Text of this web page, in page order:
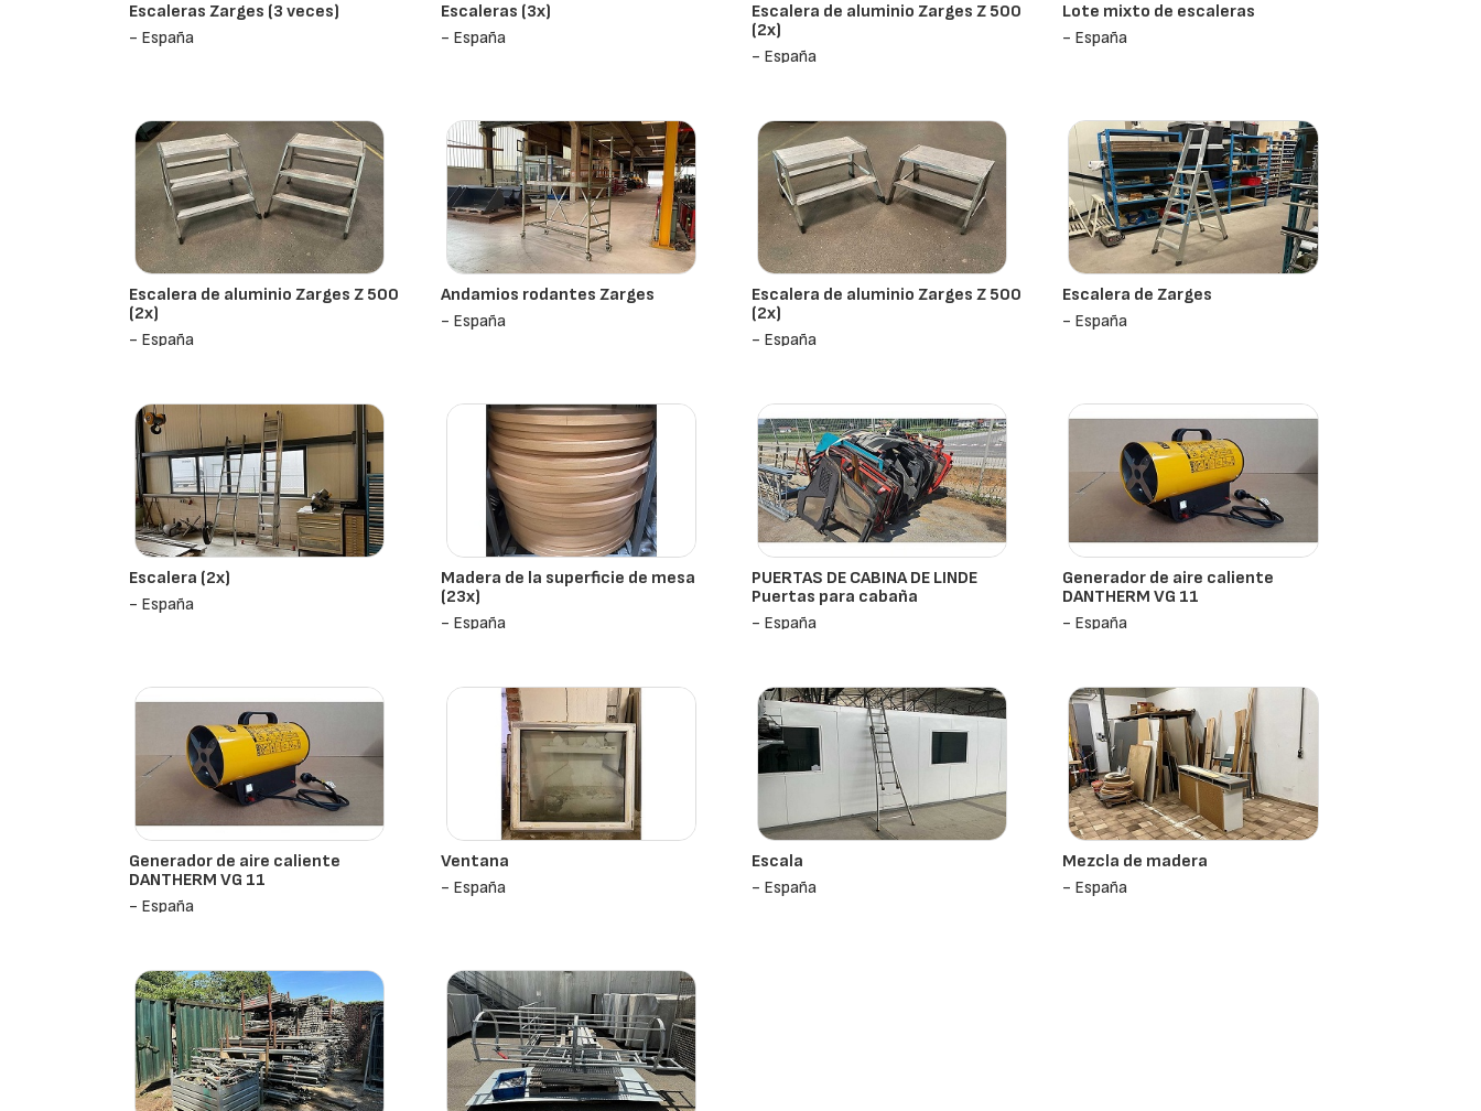
Escaleras Zarges (3 veces)
- España
Escaleras (3x)
- España
Escalera de aluminio Zarges Z 500
(2x)
- España
Lote mixto de escaleras
- España
Escalera de aluminio Zarges Z 500
(2x)
- España
Andamios rodantes Zarges
- España
Escalera de aluminio Zarges Z 500
(2x)
- España
Escalera de Zarges
- España
Escalera (2x)
- España
Madera de la superficie de mesa
(23x)
- España
PUERTAS DE CABINA DE LINDE
Puertas para cabaña
- España
Generador de aire caliente
DANTHERM VG 11
- España
Generador de aire caliente
DANTHERM VG 11
- España
Ventana
- España
Escala
- España
Mezcla de madera
- España